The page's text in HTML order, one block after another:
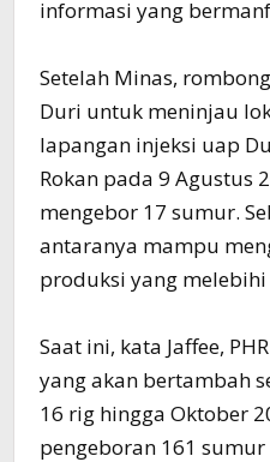
informasi yang
Setelah Minas,
Duri untuk meninjau
lapangan injeksi uap
Rokan pada 9 Agustus
mengebor 17 sumur.
antaranya mampu
produksi yang
Saat ini, kata Jaffee,
yang akan bertambah
16 rig hingga Oktober
pengeboran 161